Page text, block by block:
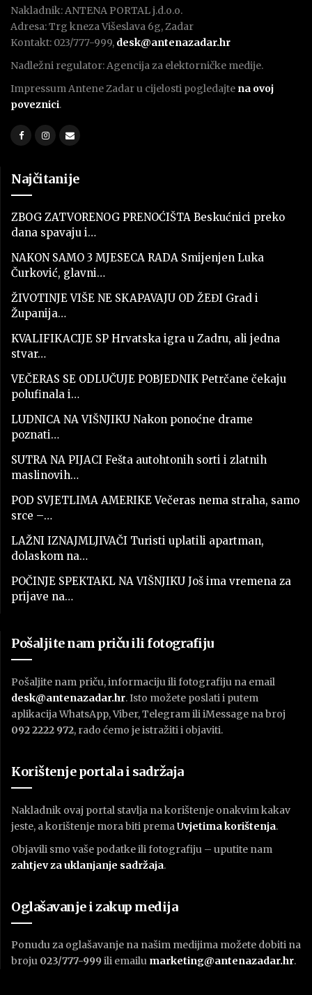
Nakladnik: ANTENA PORTAL j.d.o.o.
Adresa: Trg kneza Višeslava 6g, Zadar
Kontakt: 023/777-999, desk@antenazadar.hr
Nadležni regulator: Agencija za elektorničke medije.
Impressum Antene Zadar u cijelosti pogledajte na ovoj
poveznici.
Najčitanije
ZBOG ZATVORENOG PRENOĆIŠTA Beskućnici preko
dana spavaju i…
NAKON SAMO 3 MJESECA RADA Smijenjen Luka
Čurković, glavni…
ŽIVOTINJE VIŠE NE SKAPAVAJU OD ŽEĐI Grad i
Županija…
KVALIFIKACIJE SP Hrvatska igra u Zadru, ali jedna
stvar…
VEČERAS SE ODLUČUJE POBJEDNIK Petrčane čekaju
polufinala i…
LUDNICA NA VIŠNJIKU Nakon ponoćne drame
poznati…
SUTRA NA PIJACI Fešta autohtonih sorti i zlatnih
maslinovih…
POD SVJETLIMA AMERIKE Večeras nema straha, samo
srce –…
LAŽNI IZNAJMLJIVAČI Turisti uplatili apartman,
dolaskom na…
POČINJE SPEKTAKL NA VIŠNJIKU Još ima vremena za
prijave na…
Pošaljite nam priču ili fotografiju
Pošaljite nam priču, informaciju ili fotografiju na email
desk@antenazadar.hr. Isto možete poslati i putem
aplikacija WhatsApp, Viber, Telegram ili iMessage na broj
092 2222 972, rado ćemo je istražiti i objaviti.
Korištenje portala i sadržaja
Nakladnik ovaj portal stavlja na korištenje onakvim kakav
jeste, a korištenje mora biti premaUvjetima korištenja.
Objavili smo vaše podatke ili fotografiju – uputite nam
zahtjev za uklanjanje sadržaja.
Oglašavanje i zakup medija
Ponudu za oglašavanje na našim medijima možete dobiti na
broju 023/777-999 ili emailu marketing@antenazadar.hr.